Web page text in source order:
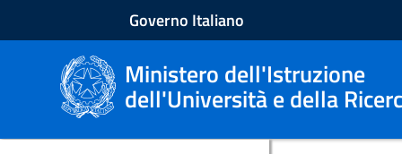
Governo Italiano
Ministero dell'Istruzione
dell'Università e della